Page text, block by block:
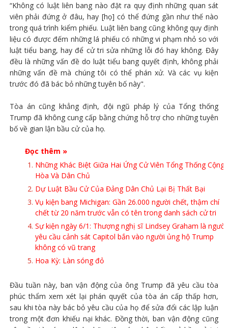
“Không có luật liên bang nào đặt ra quy định những quan sát
viên phải đứng ở đâu, hay [họ] có thể đứng gần như thế nào
trong quá trình kiểm phiếu. Luật liên bang cũng không quy định
liệu có được đếm những lá phiếu có những vi phạm nhỏ so với
luật tiểu bang, hay để cử tri sửa những lỗi đó hay không. Đây
đều là những vấn đề do luật tiểu bang quyết định, không phải
những vấn đề mà chúng tôi có thể phán xử. Và các vụ kiện
trước đó đã bác bỏ những tuyên bố này".
Tòa án cũng khẳng định, đội ngũ pháp lý của Tổng thống
Trump đã không cung cấp bằng chứng hỗ trợ cho những tuyên
bố về gian lận bầu cử của họ.
Đọc thêm »
Những Khác Biệt Giữa Hai Ứng Cử Viên Tổng Thống Cộng
Hòa Và Dân Chủ
Dự Luật Bầu Cử Của Đảng Dân Chủ Lại Bị Thất Bại
Vụ kiện bang Michigan: Gần 26.000 người chết, thậm chí
chết từ 20 năm trước vẫn có tên trong danh sách cử tri
Sự kiện ngày 6/1: Thượng nghị sĩ Lindsey Graham là người
yêu cầu cảnh sát Capitol bắn vào người ủng hộ Trump
không có vũ trang
Hoa Kỳ: Làn sóng đỏ
Đầu tuần này, ban vận động của ông Trump đã yêu cầu tòa
phúc thẩm xem xét lại phán quyết của tòa án cấp thấp hơn,
sau khi tòa này bác bỏ yêu cầu của họ để sửa đổi các lập luận
trong một đơn khiếu nại khác. Đồng thời, ban vận động cũng